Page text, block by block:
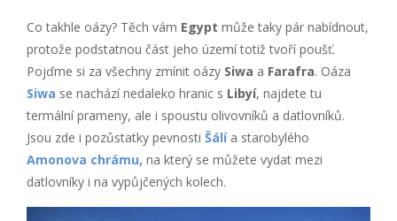
Co takhle oázy? Těch vám Egypt může taky pár nabídnout,
protože podstatnou část jeho území totiž tvoří poušť.
Pojďme si za všechny zmínit oázy Siwa a Farafra. Oáza
Siwa se nachází nedaleko hranic s Libyí, najdete tu
termální prameny, ale i spoustu olivovníků a datlovníků.
Jsou zde i pozůstatky pevnosti Šálía starobylého
Amonova chrámu, na který se můžete vydat mezi
datlovníky i na vypůjčených kolech.